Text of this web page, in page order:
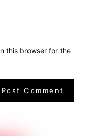
this browser for the